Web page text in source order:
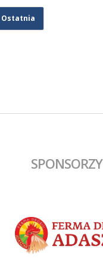
Ostatnia
SPONSORZY